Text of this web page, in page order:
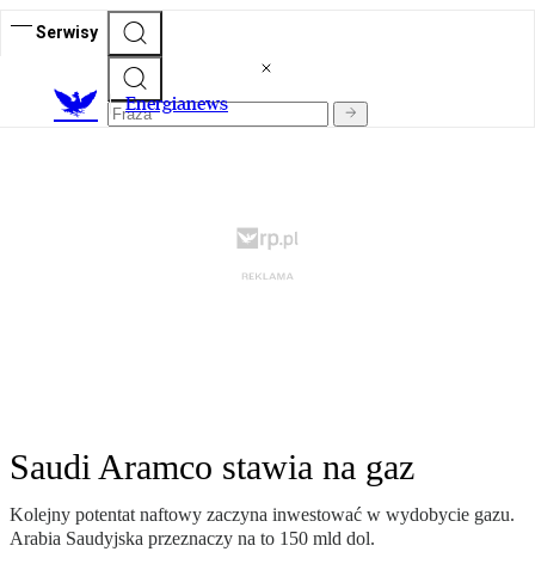
Serwisy
Energianews
Saudi Aramco stawia na gaz
Kolejny potentat naftowy zaczyna inwestować w wydobycie gazu.
Arabia Saudyjska przeznaczy na to 150 mld dol.